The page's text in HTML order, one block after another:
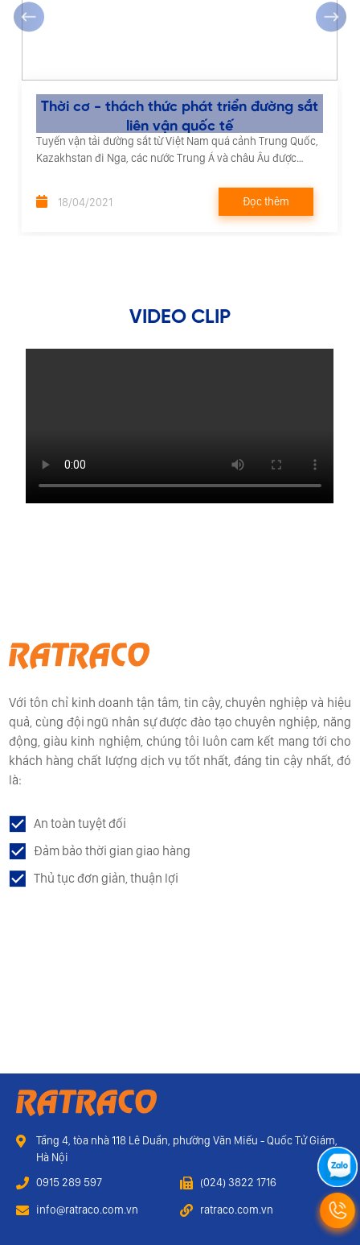
Thời cơ - thách thức phát triển đường sắt
liên vận quốc tế
Tuyến vận tải đường sắt từ Việt Nam quá cảnh Trung Quốc,
Kazakhstan đi Nga, các nước Trung Á và châu Âu được
18/04/2021 Đọc thêm
VIDEO CLIP
Với tôn chỉ kinh doanh tận tâm, tin cậy, chuyên nghiệp và hiệu
quả, cùng đội ngũ nhân sự được đào tạo chuyên nghiệp, năng
động, giàu kinh nghiệm, chúng tôi luôn cam kết mang tới cho
khách hàng chất lượng dịch vụ tốt nhất, đáng tin cậy nhất, đó
là:
An toàn tuyệt đối
Đảm bảo thời gian giao hàng
Thủ tục đơn giản, thuận lợi
Tầng 4, tòa nhà 118 Lê Duẩn, phường Văn Miếu - Quốc Tử Giám,
Hà Nội
0915 289 597
(024) 3822 1716
info@ratraco.com.vn ratraco.com.vn